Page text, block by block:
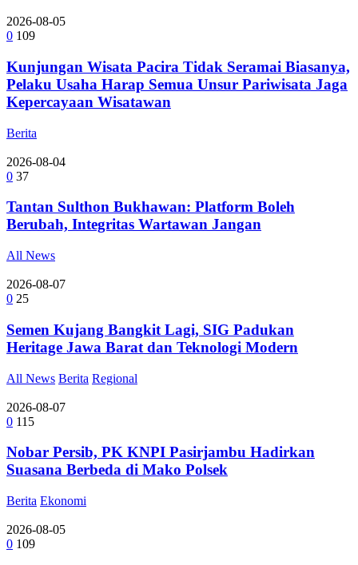
2026-08-05
0 109
Kunjungan Wisata Pacira Tidak Seramai Biasanya,
Pelaku Usaha Harap Semua Unsur Pariwisata Jaga
Kepercayaan Wisatawan
Berita
2026-08-04
0 37
Tantan Sulthon Bukhawan: Platform Boleh
Berubah, Integritas Wartawan Jangan
All News
2026-08-07
0 25
Semen Kujang Bangkit Lagi, SIG Padukan
Heritage Jawa Barat dan Teknologi Modern
All News Berita Regional
2026-08-07
0 115
Nobar Persib, PK KNPI Pasirjambu Hadirkan
Suasana Berbeda di Mako Polsek
Berita Ekonomi
2026-08-05
0 109